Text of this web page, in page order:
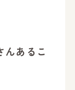
んあるこ